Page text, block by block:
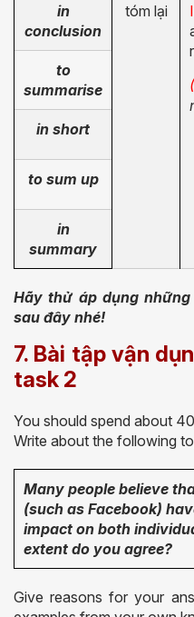
in
conclusion
tóm lại
(
to
summarise
in short
to sum up
in
summary
Hãy thử áp dụng
sau đây nhé!
7. Bài tập vận
task 2
You should spend about
Write about the following
Many people believe
(such as Facebook)
impact on both
extent do you agree?
Give reasons for your